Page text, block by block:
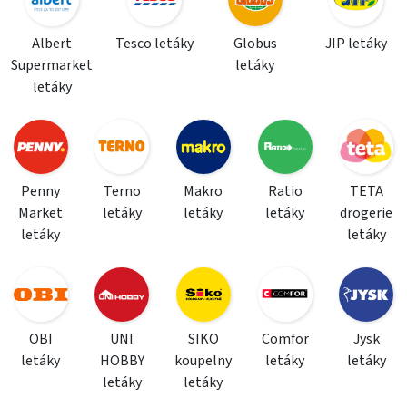
Albert
Supermarket
letáky
Tesco letáky
Globus
letáky
JIP letáky
Penny
Market
letáky
Terno
letáky
Makro
letáky
Ratio
letáky
TETA
drogerie
letáky
OBI
letáky
UNI
HOBBY
letáky
SIKO
koupelny
letáky
Comfor
letáky
Jysk
letáky